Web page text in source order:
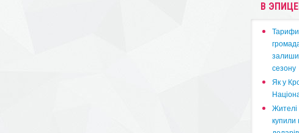
В
сезону
​Як у
​Жителі
купили